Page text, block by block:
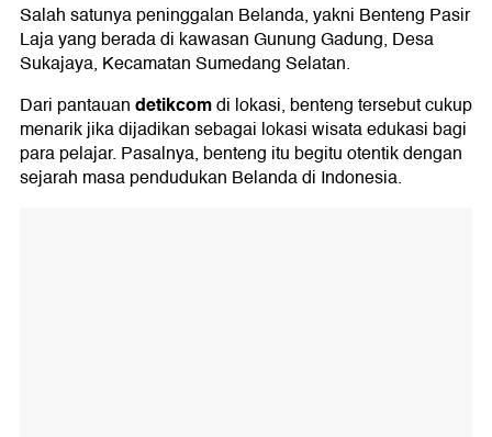
Salah satunya peninggalan Belanda, yakni Benteng Pasir
Laja yang berada di kawasan Gunung Gadung, Desa
Sukajaya, Kecamatan Sumedang Selatan.
Dari pantauandetikcomdi lokasi, benteng tersebut cukup
menarik jika dijadikan sebagai lokasi wisata edukasi bagi
para pelajar. Pasalnya, benteng itu begitu otentik dengan
sejarah masa pendudukan Belanda di Indonesia.